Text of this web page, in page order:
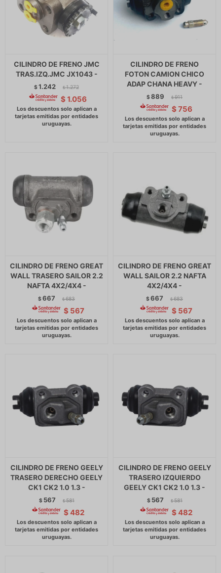
CILINDRO DE FRENO JMC
TRAS.IZQ.JMC JX1043 -
$1.242 $ 1.272
$ 1.056
CILINDRO DE FRENO
FOTON CAMION CHICO
ADAP CHANA HEAVY -
$889 $ 911
$ 756
CILINDRO DE FRENO GREAT
WALL TRASERO SAILOR 2.2
NAFTA 4X2/4X4 -
$667 $ 683
$ 567
CILINDRO DE FRENO GREAT
WALL SAILOR 2.2 NAFTA
4X2/4X4 -
$667 $ 683
$ 567
CILINDRO DE FRENO GEELY
TRASERO DERECHO GEELY
CK1 CK2 1.0 1.3 -
$ 567 $ 581
$ 482
CILINDRO DE FRENO GEELY
TRASERO IZQUIERDO
GEELY CK1 CK2 1.0 1.3 -
$ 567 $ 581
$ 482